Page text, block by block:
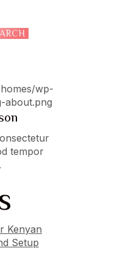
tempor
Kenyan
Setup